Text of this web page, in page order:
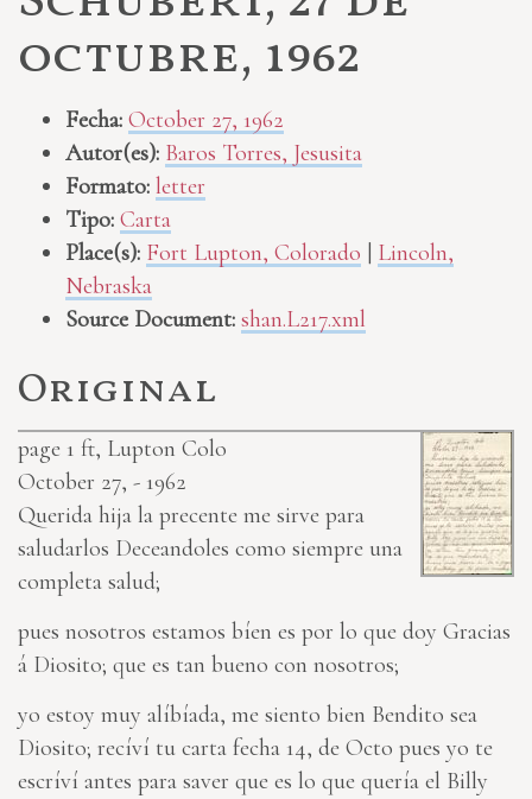
octubre, 1962
Fecha: October 27, 1962
Autor(es): Baros Torres, Jesusita
Formato: letter
Tipo: Carta
Place(s): Fort Lupton, Colorado
Lincoln,
Nebraska
Source Document: shan.L217.xml
Original
page 1 ft, Lupton Colo
October 27, - 1962
Querida hija la precente me sirve para
saludarlos Deceandoles como siempre una
completa salud;
pues nosotros estamos bíen es por lo que doy Gracias
á Diosito; que es tan bueno con nosotros;
yo estoy muy alíbíada, me siento bien Bendito sea
Diosito; recíví tu carta fecha 14, de Octo pues yo te
escríví antes para saver que es lo que quería el Billy